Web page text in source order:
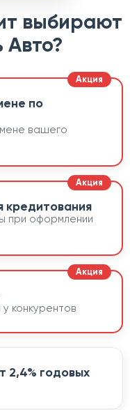
выбирают
Авто?
по
вашего
кредитования
при оформлении
конкурентов
2,4% годовых